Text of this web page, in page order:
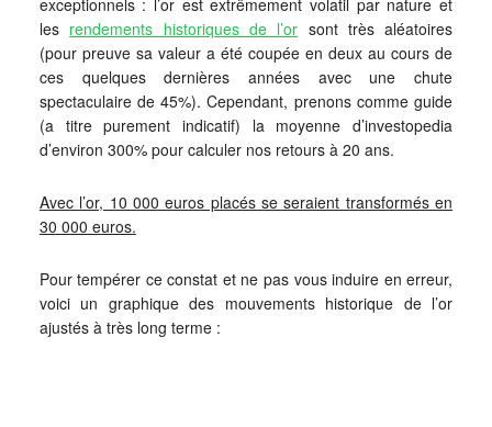
exceptionnels : l’or est extrêmement volatil par nature et
les rendements historiques de l’or sont très aléatoires
(pour preuve sa valeur a été coupée en deux au cours de
ces quelques dernières années avec une chute
spectaculaire de 45%). Cependant, prenons comme guide
(a titre purement indicatif) la moyenne d’investopedia
d’environ 300% pour calculer nos retours à 20 ans.
Avec l’or, 10 000 euros placés se seraient transformés en
30 000 euros.
Pour tempérer ce constat et ne pas vous induire en erreur,
voici un graphique des mouvements historique de l’or
ajustés à très long terme :